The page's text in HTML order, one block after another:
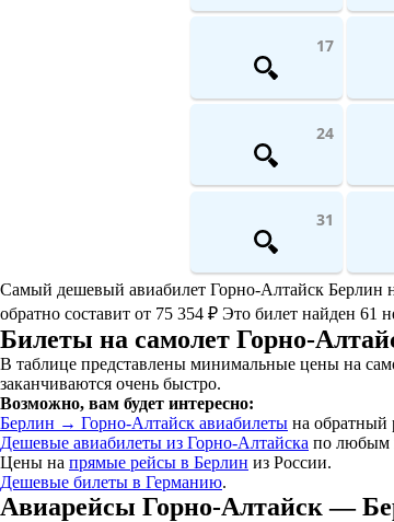
17
24
31
Самый дешевый авиабилет Горно-Алтайск Берлин
обратно составит от 75 354 ₽ Это билет найден 61
Билеты на самолет Горно-
В таблице представлены минимальные цены на
заканчиваются очень быстро.
Возможно, вам будет интересно:
Берлин → Горно-Алтайск авиабилеты на обратный
Дешевые авиабилеты из Горно-Алтайска по любым
Цены на прямые рейсы в Берлин из России.
Дешевые билеты в Германию.
Авиарейсы Горно-Алтайск —